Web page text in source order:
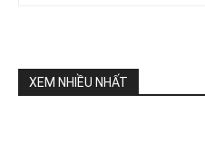
XEM NHIỀU NHẤT